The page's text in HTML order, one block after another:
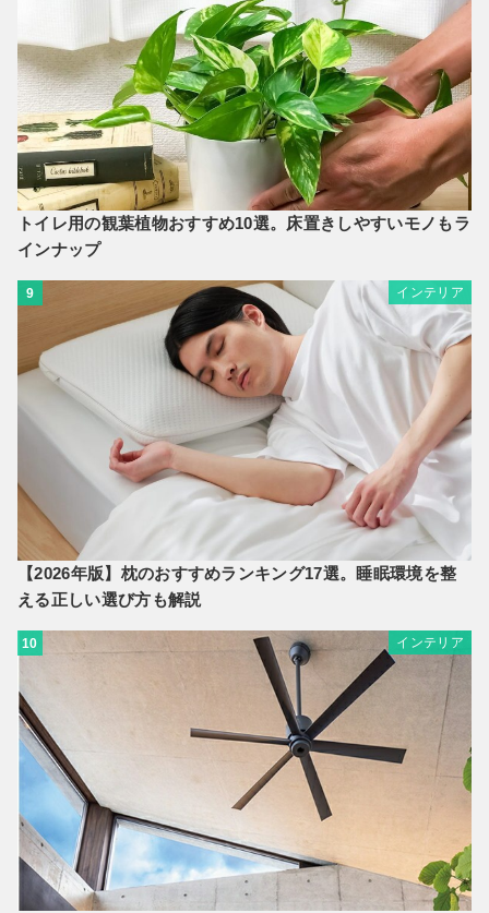
トイレ用の観葉植物おすすめ10選。床置きしやすいモノもラ
インナップ
9 インテリア
【2026年版】枕のおすすめランキング17選。睡眠環境を整
える正しい選び方も解説
10 インテリア